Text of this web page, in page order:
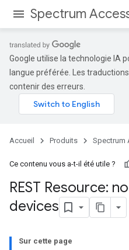
Google utilise la technologie IA
langue préférée. Les
contenir des erreurs.
Accueil Produits Spectrum
Ce contenu vous a-t-il été utile ?
REST Resource:
devices
Sur cette page